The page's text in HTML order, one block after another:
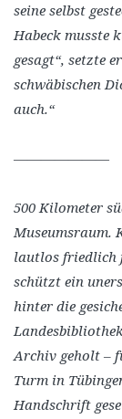
seine selbst
Habeck musste
gesagt“, setzte
schwäbischen
auch.“
———————
500 Kilometer
Museumsraum.
lautlos friedlich
schützt ein
hinter die
Archiv geholt –
Turm in
Handschrift